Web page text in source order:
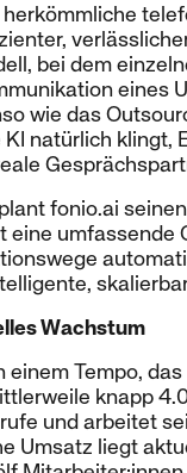
bei dem
eines
wie das
natürlich
fonio.ai
eine
Wachstum
Tempo,
knapp
und arbeitet
Umsatz liegt